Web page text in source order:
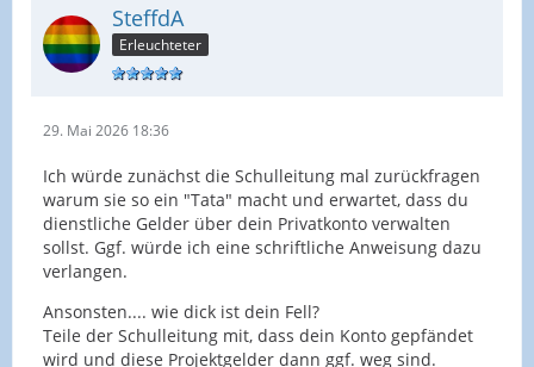
SteffdA
Erleuchteter
29. Mai 2026 18:36
Ich würde zunächst die Schulleitung mal zurückfragen
warum sie so ein "Tata" macht und erwartet, dass du
dienstliche Gelder über dein Privatkonto verwalten
sollst. Ggf. würde ich eine schriftliche Anweisung dazu
verlangen.
Ansonsten.... wie dick ist dein Fell?
Teile der Schulleitung mit, dass dein Konto gepfändet
wird und diese Projektgelder dann ggf. weg sind.